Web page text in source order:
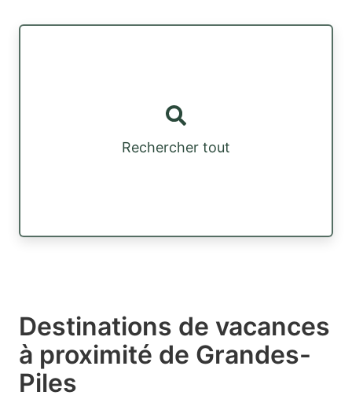
Rechercher tout
Destinations de vacances
à proximité de Grandes-
Piles